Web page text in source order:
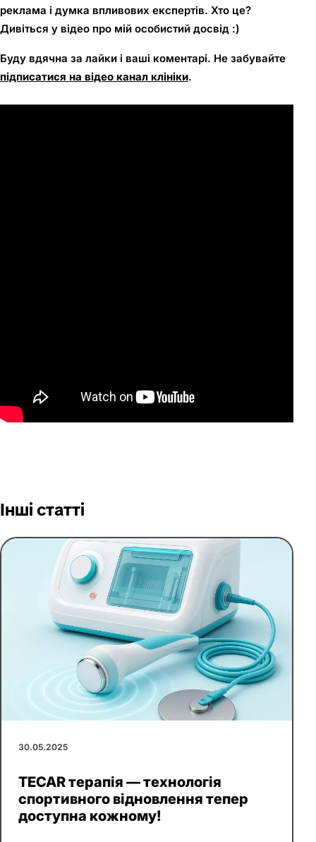
реклама і думка впливових експертів. Хто це?
Дивіться у відео про мій особистий досвід :)
Буду вдячна за лайки і ваші коментарі. Не забувайте
підписатися на відео канал клініки.
Інші статті
30.05.2025
TECAR терапія — технологія
спортивного відновлення тепер
доступна кожному!